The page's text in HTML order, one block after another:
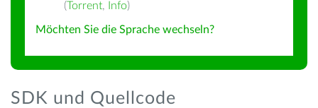
(Torrent, Info)
Möchten Sie die Sprache wechseln?
SDK und Quellcode